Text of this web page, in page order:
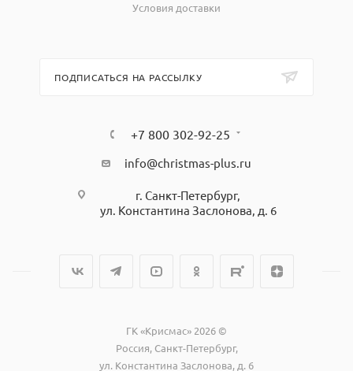
Условия доставки
ПОДПИСАТЬСЯ НА РАССЫЛКУ
+7 800 302-92-25
info@christmas-plus.ru
г. Санкт-Петербург,
ул. Константина Заслонова, д. 6
ГК «Крисмас» 2026 ©
Россия, Санкт-Петербург,
ул. Константина Заслонова, д. 6